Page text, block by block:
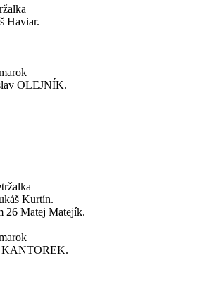
Haviar.
OLEJNÍK.
Kurtín.
26 Matej Matejík.
KANTOREK.